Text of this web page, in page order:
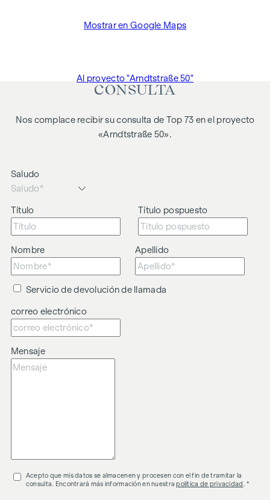
Mostrar en Google Maps
Al proyecto "Arndtstraße 50"
CONSULTA
Nos complace recibir su consulta de Top 73 en el proyecto
«Arndtstraße 50».
Saludo
Título Título pospuesto
Nombre Apellido
Servicio de devolución de llamada
correo electrónico
Mensaje
Acepto que mis datos se almacenen y procesen con el fin de tramitar la
consulta. Encontrará más información en nuestrapolítica de privacidad . *